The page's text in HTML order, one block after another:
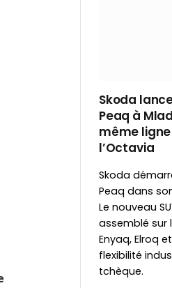
Skoda
Peaq à
même ligne
l’Octavia
Skoda
Peaq dans
Le nouveau
assemblé sur
Enyaq, Elroq
flexibilité
tchèque.